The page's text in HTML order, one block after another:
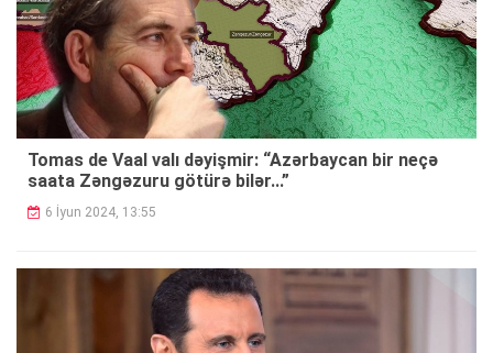
Tomas de Vaal valı dəyişmir: “Azərbaycan bir neçə
saata Zəngəzuru götürə bilər...”
6 İyun 2024, 13:55